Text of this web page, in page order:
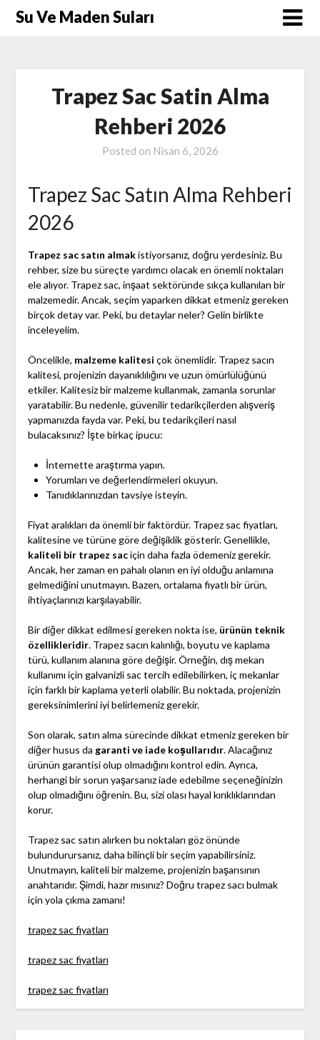
SkipSu Ve Maden Suları
Trapez Sac Satin Alma
Rehberi 2026
Posted on Nisan 6, 2026
Trapez Sac Satın Alma Rehberi
2026
Trapez sac satın almakistiyorsanız, doğru yerdesiniz. Bu
rehber, size bu süreçte yardımcı olacak en önemli noktaları
ele alıyor. Trapez sac, inşaat sektöründe sıkça kullanılan bir
malzemedir. Ancak, seçim yaparken dikkat etmeniz gereken
birçok detay var. Peki, bu detaylar neler? Gelin birlikte
inceleyelim.
Öncelikle, malzeme kalitesi çok önemlidir. Trapez sacın
kalitesi, projenizin dayanıklılığını ve uzun ömürlülüğünü
etkiler. Kalitesiz bir malzeme kullanmak, zamanla sorunlar
yaratabilir. Bu nedenle, güvenilir tedarikçilerden alışveriş
yapmanızda fayda var. Peki, bu tedarikçileri nasıl
bulacaksınız? İşte birkaç ipucu:
İnternette araştırma yapın.
Yorumları ve değerlendirmeleri okuyun.
Tanıdıklarınızdan tavsiye isteyin.
Fiyat aralıkları da önemli bir faktördür. Trapez sac fiyatları,
kalitesine ve türüne göre değişiklik gösterir. Genellikle,
kaliteli bir trapez saciçin daha fazla ödemeniz gerekir.
Ancak, her zaman en pahalı olanın en iyi olduğu anlamına
gelmediğini unutmayın. Bazen, ortalama fiyatlı bir ürün,
ihtiyaçlarınızı karşılayabilir.
Bir diğer dikkat edilmesi gereken nokta ise, ürünün teknik
özellikleridir. Trapez sacın kalınlığı, boyutu ve kaplama
türü, kullanım alanına göre değişir. Örneğin, dış mekan
kullanımı için galvanizli sac tercih edilebilirken, iç mekanlar
için farklı bir kaplama yeterli olabilir. Bu noktada, projenizin
gereksinimlerini iyi belirlemeniz gerekir.
Son olarak, satın alma sürecinde dikkat etmeniz gereken bir
diğer husus da garanti ve iade koşullarıdır. Alacağınız
ürünün garantisi olup olmadığını kontrol edin. Ayrıca,
herhangi bir sorun yaşarsanız iade edebilme seçeneğinizin
olup olmadığını öğrenin. Bu, sizi olası hayal kırıklıklarından
korur.
Trapez sac satın alırken bu noktaları göz önünde
bulundurursanız, daha bilinçli bir seçim yapabilirsiniz.
Unutmayın, kaliteli bir malzeme, projenizin başarısının
anahtarıdır. Şimdi, hazır mısınız? Doğru trapez sacı bulmak
için yola çıkma zamanı!
trapez sac fiyatları
trapez sac fiyatları
trapez sac fiyatları